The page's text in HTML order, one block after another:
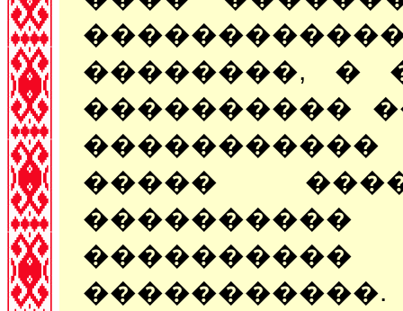
��������, �
����������
�����
����������